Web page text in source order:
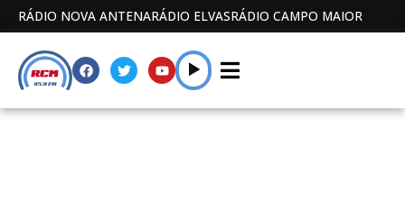
RÁDIO NOVA ANTENARÁDIO ELVASRÁDIO CAMPO MAIOR